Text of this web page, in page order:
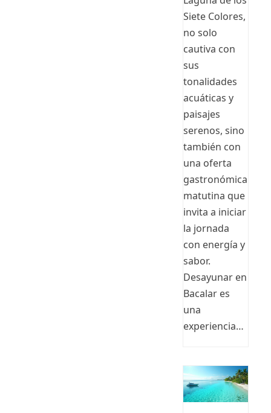
Siete Colores,
no solo
cautiva con
sus
tonalidades
acuáticas y
paisajes
serenos, sino
también con
una oferta
gastronómica
matutina que
invita a iniciar
la jornada
con energía y
sabor.
Desayunar en
Bacalar es
una
experiencia…